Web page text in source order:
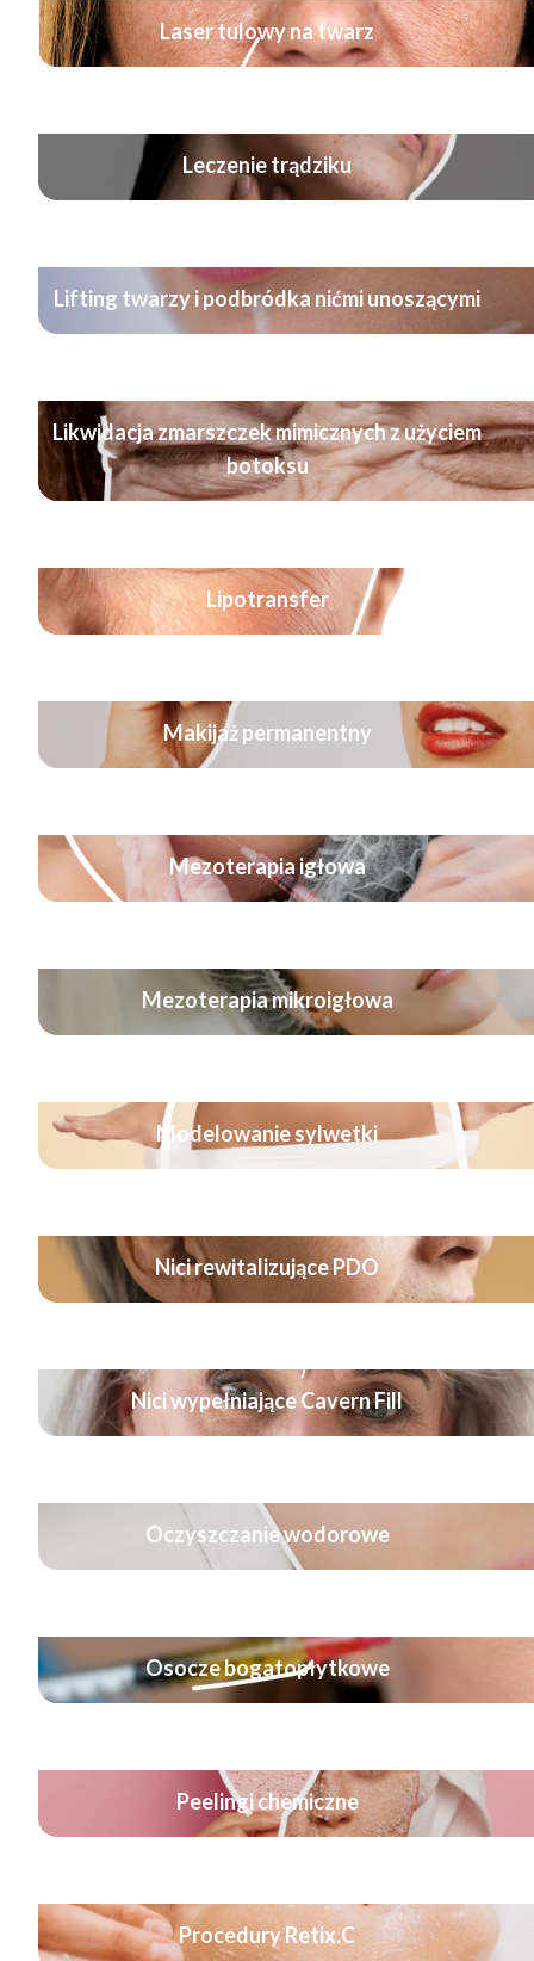
Laser tulowy na twarz
Leczenie trądziku
Lifting twarzy i podbródka nićmi unoszącymi
Likwidacja zmarszczek mimicznych z użyciem
botoksu
Lipotransfer
Makijaż permanentny
Mezoterapia igłowa
Mezoterapia mikroigłowa
Modelowanie sylwetki
Nici rewitalizujące PDO
Nici wypełniające Cavern Fill
Oczyszczanie wodorowe
Osocze bogatopłytkowe
Peelingi chemiczne
Procedury Retix.C